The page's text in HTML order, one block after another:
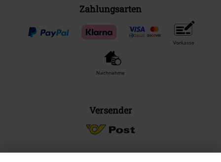
Zahlungsarten
Vorkasse
Nachnahme
Versender